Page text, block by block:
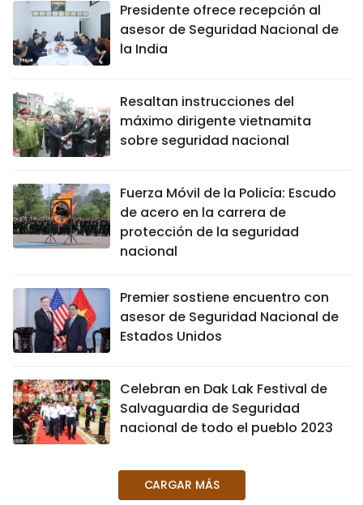
Presidente ofrece recepción al
asesor de Seguridad Nacional de
la India
Resaltan instrucciones del
máximo dirigente vietnamita
sobre seguridad nacional
Fuerza Móvil de la Policía: Escudo
de acero en la carrera de
protección de la seguridad
nacional
Premier sostiene encuentro con
asesor de Seguridad Nacional de
Estados Unidos
Celebran en Dak Lak Festival de
Salvaguardia de Seguridad
nacional de todo el pueblo 2023
CARGAR MÁS